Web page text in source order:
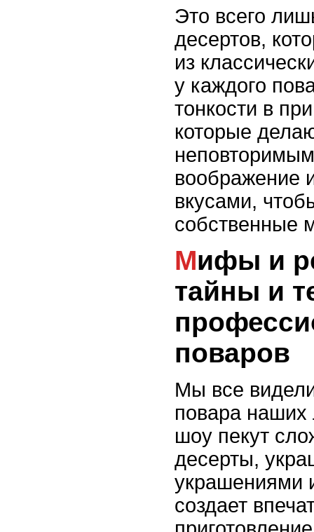
Это всего
десертов,
из
у каждого
тонкости в
которые
воображение
вкусами,
собственные
Мифы и реальность:
тайны и
поваров
Мы все
повара
шоу пекут
десерты,
украшениями
создает